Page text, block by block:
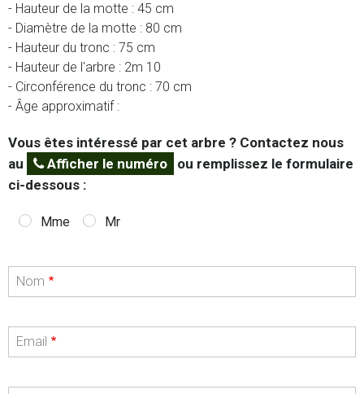
- Hauteur de la motte : 45 cm
- Diamètre de la motte : 80 cm
- Hauteur du tronc : 75 cm
- Hauteur de l'arbre : 2m 10
- Circonférence du tronc : 70 cm
- Âge approximatif :
Vous êtes intéressé par cet arbre ? Contactez nous
au
Afficher le numéro
ou remplissez le formulaire
ci-dessous :
Mme Mr
Nom
Email